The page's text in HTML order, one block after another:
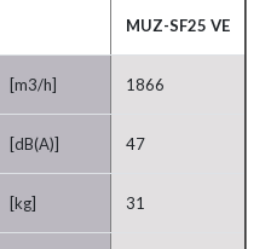
MUZ-SF25 VE
[m3/h] 1866
[dB(A)] 47
[kg] 31